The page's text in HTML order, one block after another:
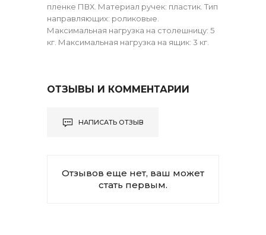
пленке ПВХ. Материал ручек: пластик. Тип
направляющих: роликовые.
Максимальная нагрузка на столешницу: 5
кг. Максимальная нагрузка на ящик: 3 кг.
ОТЗЫВЫ И КОММЕНТАРИИ
НАПИСАТЬ ОТЗЫВ
Отзывов еще нет, ваш может
стать первым.